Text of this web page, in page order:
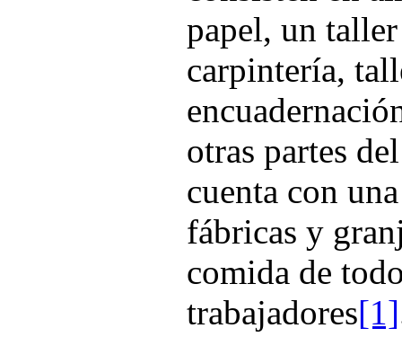
papel, un
carpintería,
otras partes
cuenta con
fábricas y
comida de
trabajadores[1]